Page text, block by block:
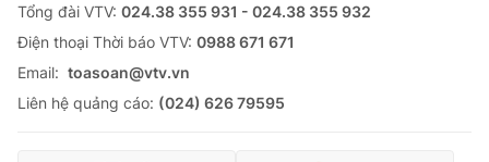
Tổng đài VTV: 024.38 355 931 - 024.38 355 932
Ðiện thoại Thời báo VTV: 0988 671 671
Email: toasoan@vtv.vn
Liên hệ quảng cáo: (024) 626 79595